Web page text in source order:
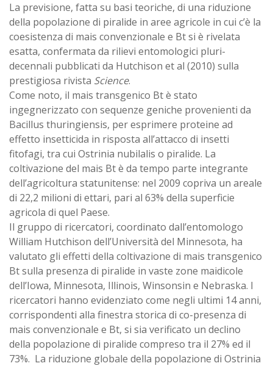
La previsione, fatta su basi teoriche, di una riduzione
della popolazione di piralide in aree agricole in cui c’è la
coesistenza di mais convenzionale e Bt si è rivelata
esatta, confermata da rilievi entomologici pluri-
decennali pubblicati da Hutchison et al (2010) sulla
prestigiosa rivista Science.
Come noto, il mais transgenico Bt è stato
ingegnerizzato con sequenze geniche provenienti da
Bacillus thuringiensis, per esprimere proteine ad
effetto insetticida in risposta all’attacco di insetti
fitofagi, tra cui Ostrinia nubilalis o piralide. La
coltivazione del mais Bt è da tempo parte integrante
dell’agricoltura statunitense: nel 2009 copriva un areale
di 22,2 milioni di ettari, pari al 63% della superficie
agricola di quel Paese.
Il gruppo di ricercatori, coordinato dall’entomologo
William Hutchison dell’Università del Minnesota, ha
valutato gli effetti della coltivazione di mais transgenico
Bt sulla presenza di piralide in vaste zone maidicole
dell’Iowa, Minnesota, Illinois, Winsonsin e Nebraska. I
ricercatori hanno evidenziato come negli ultimi 14 anni,
corrispondenti alla finestra storica di co-presenza di
mais convenzionale e Bt, si sia verificato un declino
della popolazione di piralide compreso tra il 27% ed il
73%. La riduzione globale della popolazione di Ostrinia